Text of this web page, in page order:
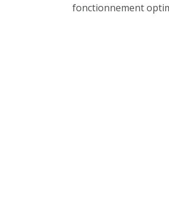
fonctionnement